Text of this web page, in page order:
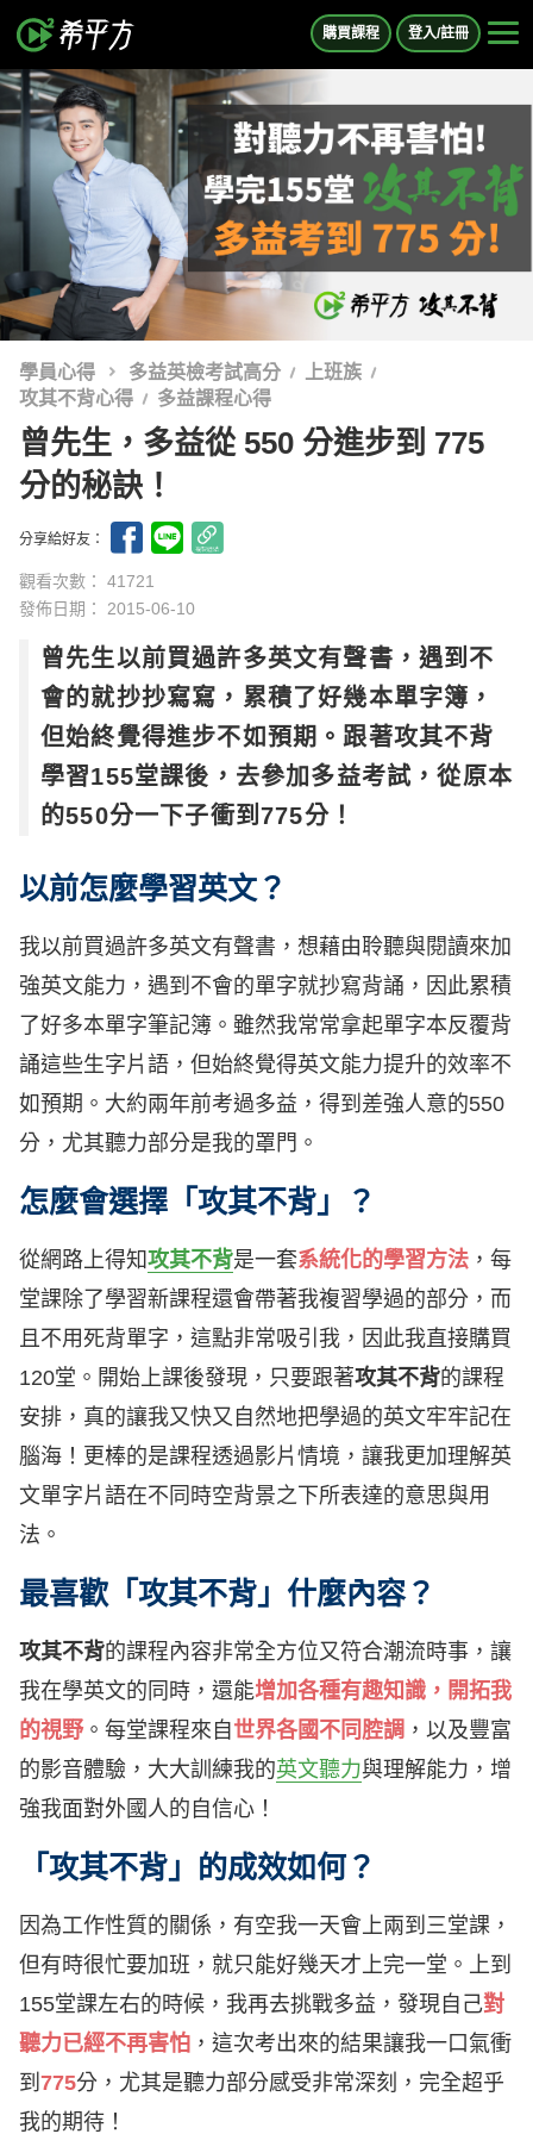
購買課程 登入/註冊
學員心得 多益英檢考試高分
上班族
攻其不背心得
多益課程心得
曾先生，多益從 550 分進步到 775
分的秘訣！
分享給好友：
觀看次數： 41721
發佈日期： 2015-06-10
曾先生以前買過許多英文有聲書，遇到不
會的就抄抄寫寫，累積了好幾本單字簿，
但始終覺得進步不如預期。跟著攻其不背
學習155堂課後，去參加多益考試，從原本
的550分一下子衝到775分！
以前怎麼學習英文？
我以前買過許多英文有聲書，想藉由聆聽與閱讀來加
強英文能力，遇到不會的單字就抄寫背誦，因此累積
了好多本單字筆記簿。雖然我常常拿起單字本反覆背
誦這些生字片語，但始終覺得英文能力提升的效率不
如預期。大約兩年前考過多益，得到差強人意的550
分，尤其聽力部分是我的罩門。
怎麼會選擇「攻其不背」？
從網路上得知攻其不背是一套系統化的學習方法 ，每
堂課除了學習新課程還會帶著我複習學過的部分，而
且不用死背單字，這點非常吸引我，因此我直接購買
120堂。開始上課後發現，只要跟著攻其不背的課程
安排，真的讓我又快又自然地把學過的英文牢牢記在
腦海！更棒的是課程透過影片情境，讓我更加理解英
文單字片語在不同時空背景之下所表達的意思與用
法。
最喜歡「攻其不背」什麼內容？
攻其不背的課程內容非常全方位又符合潮流時事，讓
我在學英文的同時，還能增加各種有趣知識，開拓我
的視野 。每堂課程來自 世界各國不同腔調 ，以及豐富
的影音體驗，大大訓練我的英文聽力與理解能力，增
強我面對外國人的自信心！
「攻其不背」的成效如何？
因為工作性質的關係，有空我一天會上兩到三堂課，
但有時很忙要加班，就只能好幾天才上完一堂。上到
155堂課左右的時候，我再去挑戰多益，發現自己對
聽力已經不再害怕 ，這次考出來的結果讓我一口氣衝
到 775分，尤其是聽力部分感受非常深刻，完全超乎
我的期待！